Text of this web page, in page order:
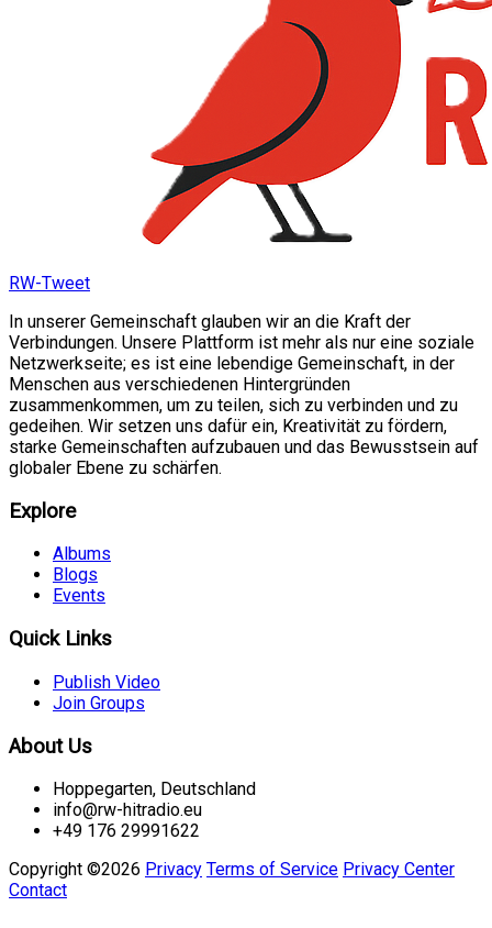
RW-Tweet
In unserer Gemeinschaft glauben wir an die Kraft der
Verbindungen. Unsere Plattform ist mehr als nur eine soziale
Netzwerkseite; es ist eine lebendige Gemeinschaft, in der
Menschen aus verschiedenen Hintergründen
zusammenkommen, um zu teilen, sich zu verbinden und zu
gedeihen. Wir setzen uns dafür ein, Kreativität zu fördern,
starke Gemeinschaften aufzubauen und das Bewusstsein auf
globaler Ebene zu schärfen.
Explore
Albums
Blogs
Events
Quick Links
Publish Video
Join Groups
About Us
Hoppegarten, Deutschland
info@rw-hitradio.eu
+49 176 29991622
Copyright ©2026 Privacy Terms of Service Privacy Center
Contact